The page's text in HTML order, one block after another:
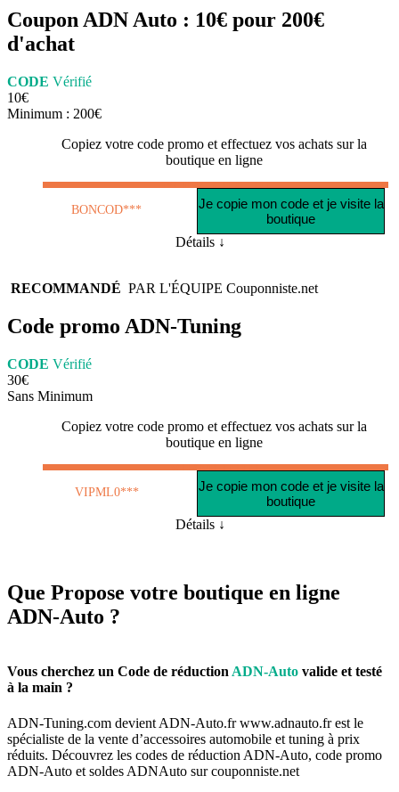
Coupon ADN Auto : 10€ pour 200€
d'achat
CODE Vérifié
10€
Minimum : 200€
Copiez votre code promo et effectuez vos achats sur la
boutique en ligne
BONCOD***
Je copie mon code et je visite la
boutique
Détails ↓
RECOMMANDÉ PAR L'ÉQUIPE Couponniste.net
Code promo ADN-Tuning
CODE Vérifié
30€
Sans Minimum
Copiez votre code promo et effectuez vos achats sur la
boutique en ligne
VIPML0***
Je copie mon code et je visite la
boutique
Détails ↓
Que Propose votre boutique en ligne
ADN-Auto ?
Vous cherchez un Code de réduction ADN-Auto valide et testé
à la main ?
ADN-Tuning.com devient ADN-Auto.fr www.adnauto.frest le
spécialiste de la vente d’accessoires automobile et tuning à prix
réduits. Découvrez les codes de réduction ADN-Auto, code promo
ADN-Auto et soldes ADNAuto surcouponniste.net